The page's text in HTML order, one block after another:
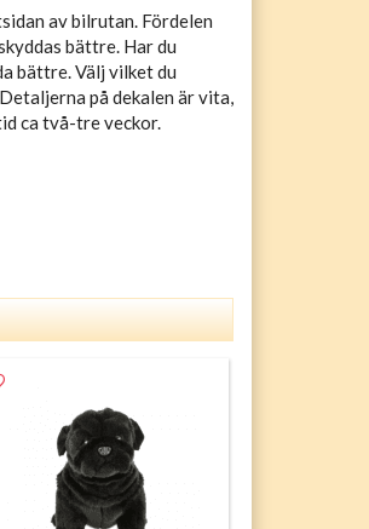
av bilrutan. Fördelen
bättre. Har du
bättre. Välj vilket du
på dekalen är vita,
ca två-tre veckor.